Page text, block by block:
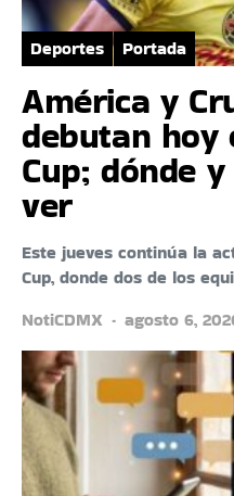
Deportes Portada
América y
debutan hoy
Cup; dónde
ver
Este jueves continúa la
Cup, donde dos de los
NotiCDMX
agosto 6,